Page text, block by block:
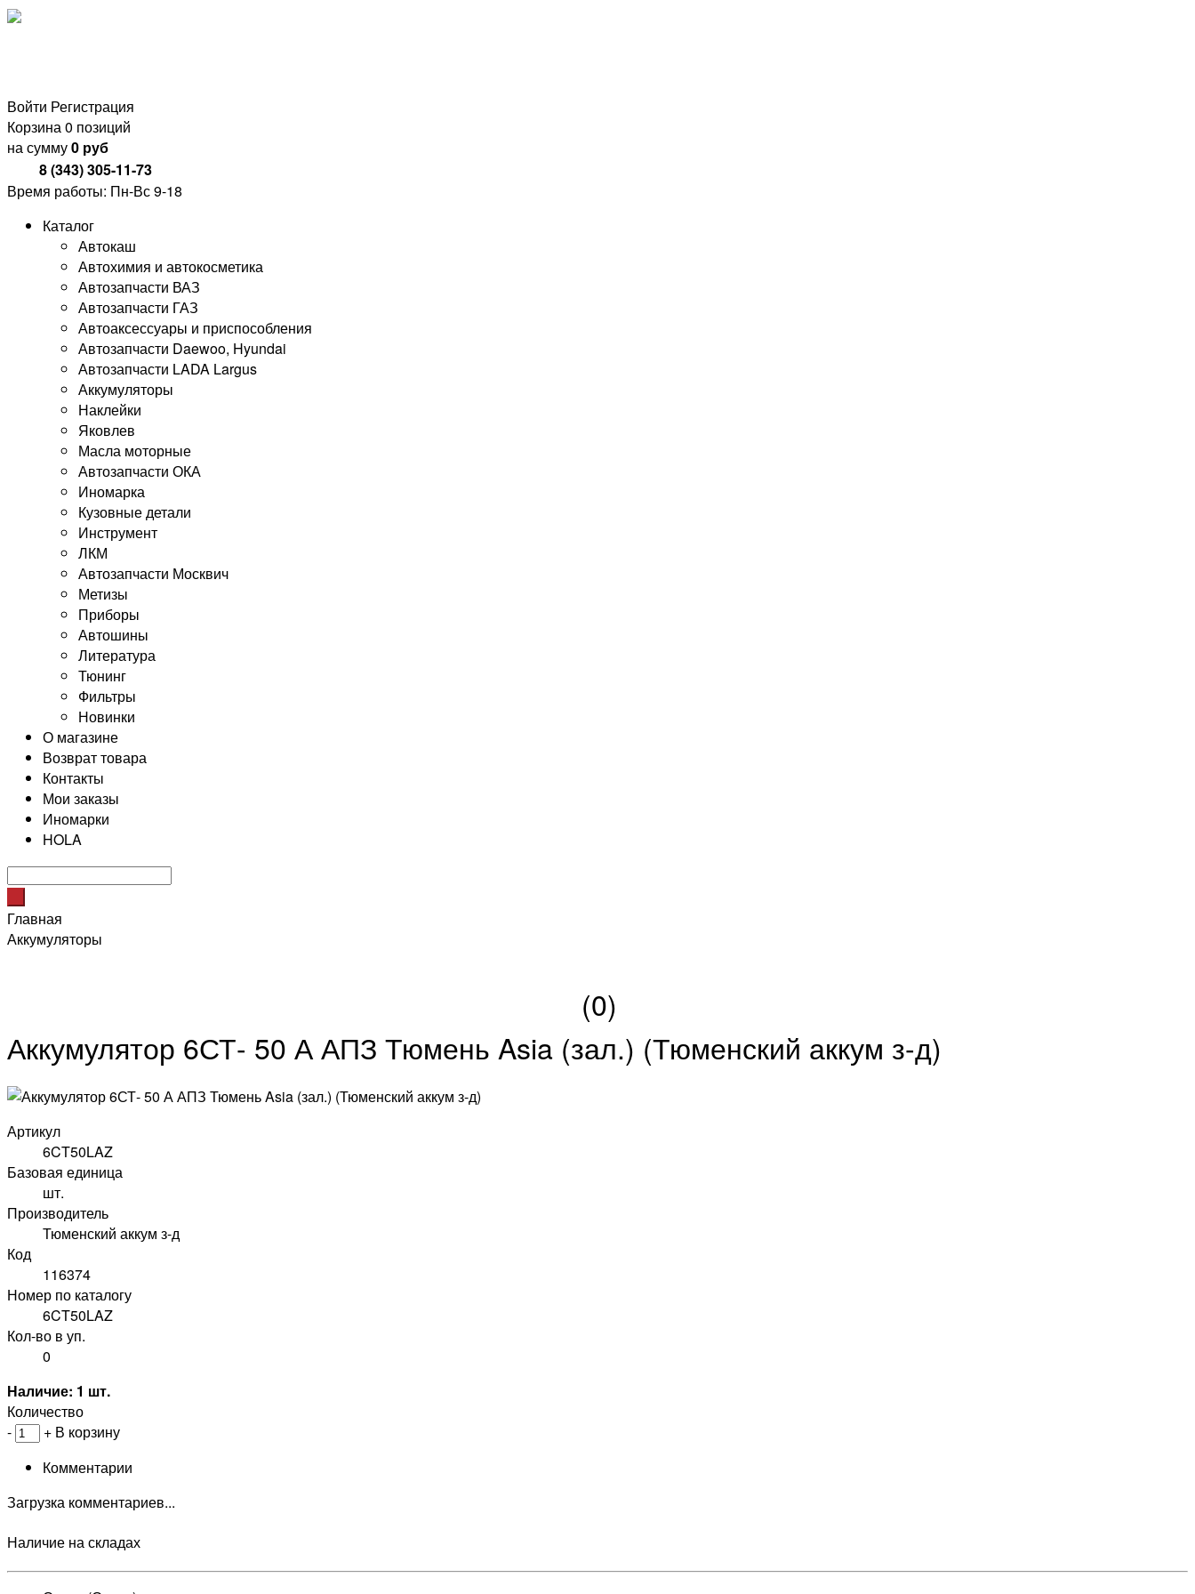
Войти Регистрация
Корзина0 позиций
на сумму0 руб
8 (343) 305-11-73
Время работы: Пн-Вс 9-18
Каталог
Автокаш
Автохимия и автокосметика
Автозапчасти ВАЗ
Автозапчасти ГАЗ
Автоаксессуары и приспособления
Автозапчасти Daewoo, Hyundai
Автозапчасти LADA Largus
Аккумуляторы
Наклейки
Яковлев
Масла моторные
Автозапчасти ОКА
Иномарка
Кузовные детали
Инструмент
ЛКМ
Автозапчасти Москвич
Метизы
Приборы
Автошины
Литература
Тюнинг
Фильтры
Новинки
О магазине
Возврат товара
Контакты
Мои заказы
Иномарки
HOLA
Главная
Аккумуляторы
(0)
Аккумулятор 6СТ- 50 А АПЗ Тюмень Asia (зал.) (Тюменский аккум з-д)
Артикул
6CT50LAZ
Базовая единица
шт.
Производитель
Тюменский аккум з-д
Код
116374
Номер по каталогу
6CT50LAZ
Кол-во в уп.
0
Наличие: 1 шт.
Количество
-
+ В корзину
Комментарии
Загрузка комментариев...
Наличие на складах